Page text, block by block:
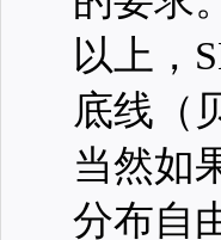
以上，
底线（
当然如
分布自